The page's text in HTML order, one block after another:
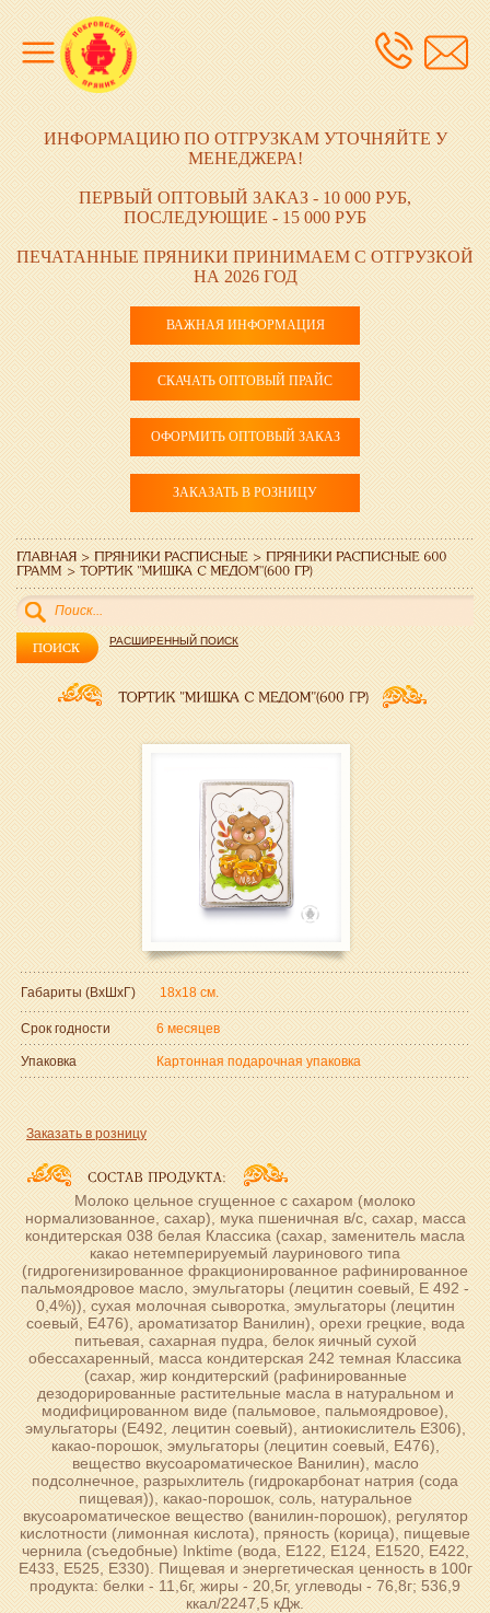
ИНФОРМАЦИЮ ПО ОТГРУЗКАМ УТОЧНЯЙТЕ У
МЕНЕДЖЕРА!
ПЕРВЫЙ ОПТОВЫЙ ЗАКАЗ - 10 000 РУБ,
ПОСЛЕДУЮЩИЕ - 15 000 РУБ
ПЕЧАТАННЫЕ ПРЯНИКИ ПРИНИМАЕМ С ОТГРУЗКОЙ
НА 2026 ГОД
ВАЖНАЯ ИНФОРМАЦИЯ
СКАЧАТЬ ОПТОВЫЙ ПРАЙС
ОФОРМИТЬ ОПТОВЫЙ ЗАКАЗ
ЗАКАЗАТЬ В РОЗНИЦУ
РАСШИРЕННЫЙ ПОИСК
Габариты (ВxШxГ) 18x18 см.
Срок годности 6 месяцев
Упаковка Картонная подарочная упаковка
Заказать в розницу
Молоко цельное сгущенное с сахаром (молоко
нормализованное, сахар), мука пшеничная в/с, сахар, масса
кондитерская 038 белая Классика (сахар, заменитель масла
какао нетемперируемый лауринового типа
(гидрогенизированное фракционированное рафинированное
пальмоядровое масло, эмульгаторы (лецитин соевый, Е 492 -
0,4%)), сухая молочная сыворотка, эмульгаторы (лецитин
соевый, Е476), ароматизатор Ванилин), орехи грецкие, вода
питьевая, сахарная пудра, белок яичный сухой
обессахаренный, масса кондитерская 242 темная Классика
(сахар, жир кондитерский (рафинированные
дезодорированные растительные масла в натуральном и
модифицированном виде (пальмовое, пальмоядровое),
эмульгаторы (Е492, лецитин соевый), антиокислитель Е306),
какао-порошок, эмульгаторы (лецитин соевый, Е476),
вещество вкусоароматическое Ванилин), масло
подсолнечное, разрыхлитель (гидрокарбонат натрия (сода
пищевая)), какао-порошок, соль, натуральное
вкусоароматическое вещество (ванилин-порошок), регулятор
кислотности (лимонная кислота), пряность (корица), пищевые
чернила (съедобные) Inktime (вода, Е122, Е124, Е1520, Е422,
Е433, Е525, Е330). Пищевая и энергетическая ценность в 100г
продукта: белки - 11,6г, жиры - 20,5г, углеводы - 76,8г; 536,9
ккал/2247,5 кДж.